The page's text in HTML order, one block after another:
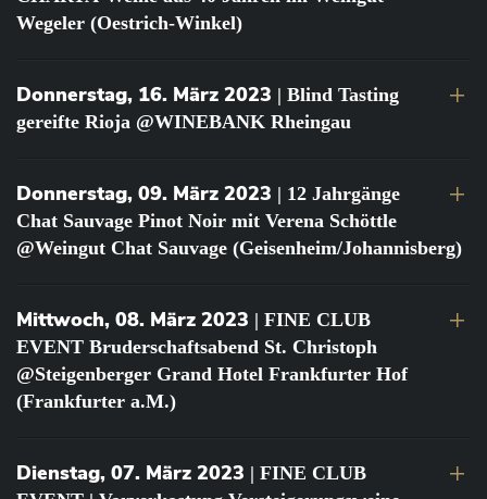
Wegeler (Oestrich-Winkel)
Donnerstag, 16. März 2023 | Blind Tasting
gereifte Rioja @WINEBANK Rheingau
Donnerstag, 09. März 2023 | 12 Jahrgänge
Chat Sauvage Pinot Noir mit Verena Schöttle
@Weingut Chat Sauvage (Geisenheim/Johannisberg)
Mittwoch, 08. März 2023 | FINE CLUB
EVENT Bruderschaftsabend St. Christoph
@Steigenberger Grand Hotel Frankfurter Hof
(Frankfurter a.M.)
Dienstag, 07. März 2023 | FINE CLUB